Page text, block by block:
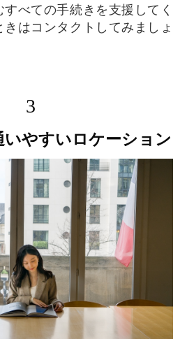
べての手続きを支援してく
はコンタクトしてみましょ
3
いやすいロケーション